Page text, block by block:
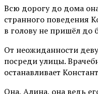
Всю дорогу до дома
странного поведения
в голову не пришёл до
От неожиданности
посреди улицы.
останавливает
Она, Алина, она ведь